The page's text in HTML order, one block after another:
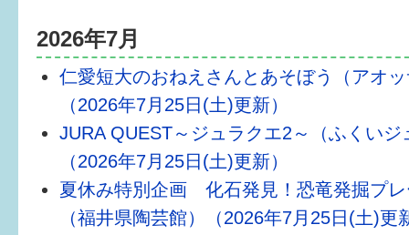
2026年7月
仁愛短大のおねえさんとあそぼう（アオ
（2026年7月25日(土)更新）
JURA QUEST～ジュラクエ2～（ふくいジ
（2026年7月25日(土)更新）
夏休み特別企画 化石発見！恐竜発掘プ
（福井県陶芸館）（2026年7月25日(土)更
子どもを育てよう
もしものときの緊急連絡先
届出・手当・助成
健診・予防接種
仲間づくり・遊び場